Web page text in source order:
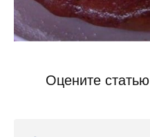
Оцените статью